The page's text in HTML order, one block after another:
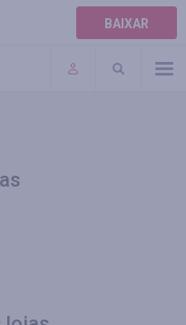
BAIXAR